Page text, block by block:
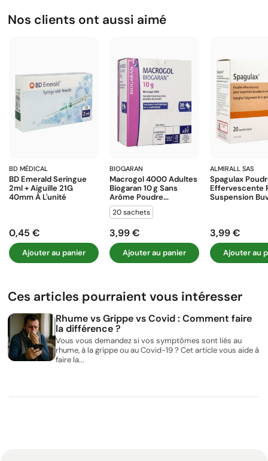
Nos clients ont aussi aimé
BD MÉDICAL
BD Emerald Seringue
2ml + Aiguille 21G
40mm À L'unité
Prix
0,45 €
Ajouter au panier
BIOGARAN
Macrogol 4000 Adultes
Biogaran 10 G Sans
Arôme Poudre...
20 sachets
Prix
3,99 €
Ajouter au panier
ALMIRALL SAS
Spagulax
Effervescente
Suspension
Prix
3,99 €
Ajouter au
Ces articles pourraient vous intéresser
Rhume vs Grippe vs Covid : Comment faire
la différence ?
Vous vous demandez si vos symptômes sont liés au
rhume, à la grippe ou au Covid-19 ? Cet article vous aide à
faire la...